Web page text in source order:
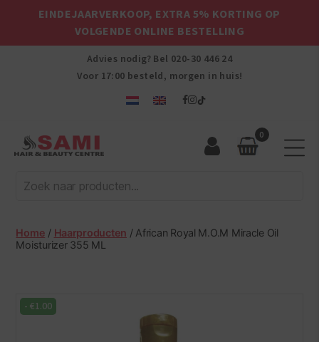
EINDEJAARVERKOOP, EXTRA 5% KORTING OP
VOLGENDE ONLINE BESTELLING
Advies nodig? Bel 020-30 446 24
Voor 17:00 besteld, morgen in huis!
Afro
Hair
Beauty
Centre
0
Home / Haarproducten / African Royal M.O.M Miracle Oil
Moisturizer 355 ML
-€1.00